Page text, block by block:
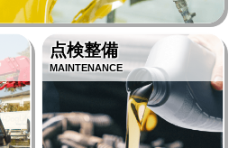
点検整備
MAINTENANCE